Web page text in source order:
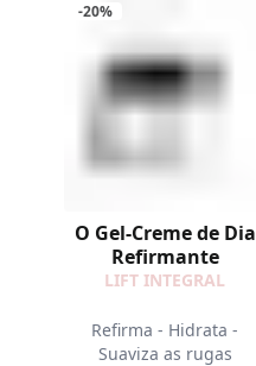
-20%
O Gel-Creme de Dia
Refirmante
LIFT INTEGRAL
Refirma - Hidrata -
Suaviza as rugas